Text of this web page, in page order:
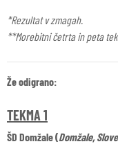
*Rezultat v zmagah.
**Morebitni četrta in peta
Že odigrano:
TEKMA 1
ŠD Domžale (Domžale,